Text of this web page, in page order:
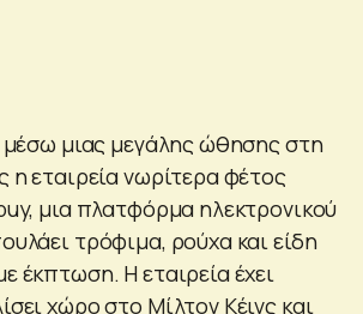
μέσω μιας μεγάλης ώθησης στη
η εταιρεία νωρίτερα φέτος
μια πλατφόρμα ηλεκτρονικού
τρόφιμα, ρούχα και είδη
έκπτωση. Η εταιρεία έχει
χώρο στο Μίλτον Κέινς και